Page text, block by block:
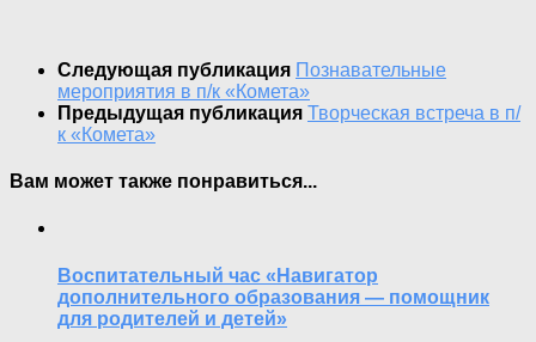
Следующая публикация Познавательные
мероприятия в п/к «Комета»
Предыдущая публикация Творческая встреча в п/
к «Комета»
Вам может также понравиться...
Воспитательный час «Навигатор
дополнительного образования — помощник
для родителей и детей»